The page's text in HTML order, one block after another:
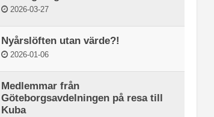
2026-03-27
Nyårslöften utan värde?!
2026-01-06
Medlemmar från
Göteborgsavdelningen på resa till
Kuba